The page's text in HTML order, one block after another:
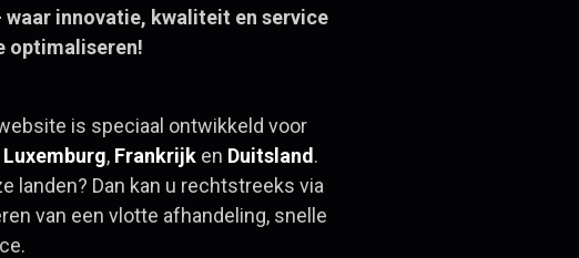
waar innovatie, kwaliteit en service
optimaliseren!
is speciaal ontwikkeld voor
Luxemburg, Frankrijk en Duitsland .
landen? Dan kan u rechtstreeks via
van een vlotte afhandeling, snelle